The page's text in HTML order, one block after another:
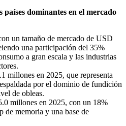
dominantes en el mercado
un tamaño de mercado de USD
una participación del 35%
a gran escala y las industrias
millones en 2025, que representa
por el dominio de fundición
de obleas.
millones en 2025, con un 18%
de memoria y una base de